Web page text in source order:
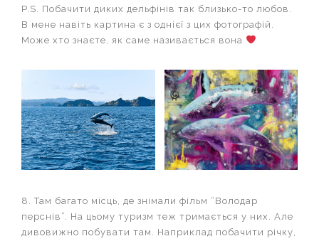
P.S. Побачити диких дельфінів так близько-то любов.
В мене навіть картина є з однієї з цих фотографій.
Може хто знаєте, як саме називається вона
8. Там багато місць, де знімали фільм “Володар
перснів”. На цьому туризм теж тримається у них. Але
дивовижно побувати там. Наприклад побачити річку,